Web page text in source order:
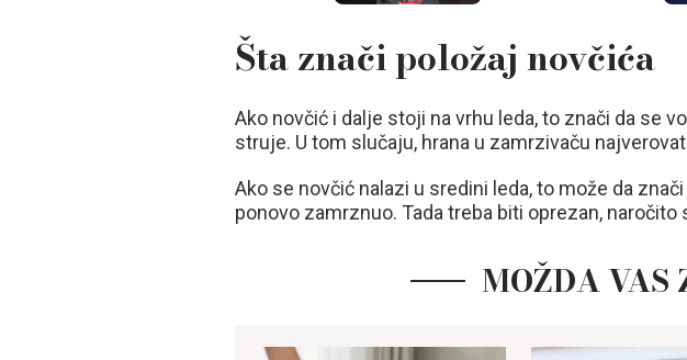
Šta znači položaj novčića
Ako novčić i dalje stoji na vrhu leda, to znači da se
struje. U tom slučaju, hrana u zamrzivaču
Ako se novčić nalazi u sredini leda, to može da
ponovo zamrznuo. Tada treba biti oprezan,
MOŽDA